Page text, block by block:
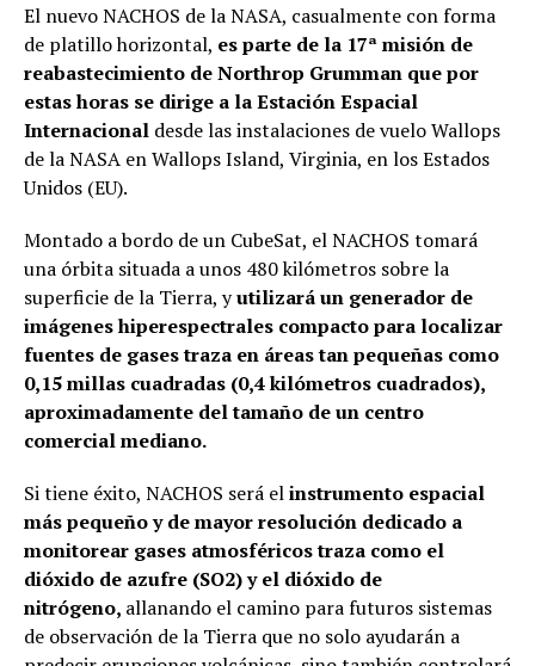
El nuevo NACHOS de la NASA, casualmente con forma
de platillo horizontal, es parte de la 17ª misión de
reabastecimiento de Northrop Grumman que por
estas horas se dirige a la Estación Espacial
Internacional desde las instalaciones de vuelo Wallops
de la NASA en Wallops Island, Virginia, en los Estados
Unidos (EU).
Montado a bordo de un CubeSat, el NACHOS tomará
una órbita situada a unos 480 kilómetros sobre la
superficie de la Tierra, yutilizará un generador de
imágenes hiperespectrales compacto para localizar
fuentes de gases traza en áreas tan pequeñas como
0,15 millas cuadradas (0,4 kilómetros cuadrados),
aproximadamente del tamaño de un centro
comercial mediano.
Si tiene éxito, NACHOS será elinstrumento espacial
más pequeño y de mayor resolución dedicado a
monitorear gases atmosféricos traza como el
dióxido de azufre (SO2) y el dióxido de
nitrógeno, allanando el camino para futuros sistemas
de observación de la Tierra que no solo ayudarán a